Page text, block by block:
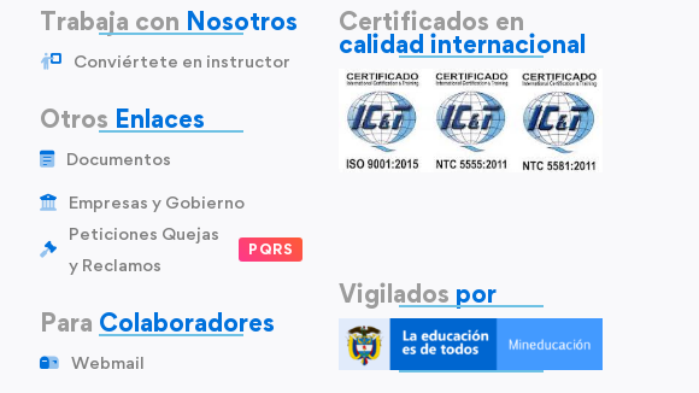
Trabaja con Nosotros
Conviértete en instructor
Otros Enlaces
Documentos
Empresas y Gobierno
Peticiones Quejas
y Reclamos
PQRS
Para Colaboradores
Webmail
Certificados en
calidad internacional
Vigilados por